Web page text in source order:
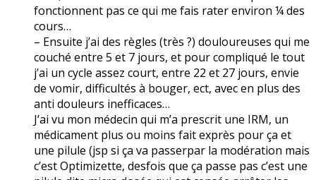
fonctionnent pas ce qui me fais rater environ ¼ des
cours…
– Ensuite j’ai des règles (très ?) douloureuses qui me
couché entre 5 et 7 jours, et pour compliqué le tout
j’ai un cycle assez court, entre 22 et 27 jours, envie
de vomir, difficultés à bouger, ect, avec en plus des
anti douleurs inefficaces…
J’ai vu mon médecin qui m’a prescrit une IRM, un
médicament plus ou moins fait exprès pour ça et
une pilule (jsp si ça va passerpar la modération mais
c’est Optimizette, desfois que ça passe pas c’est une